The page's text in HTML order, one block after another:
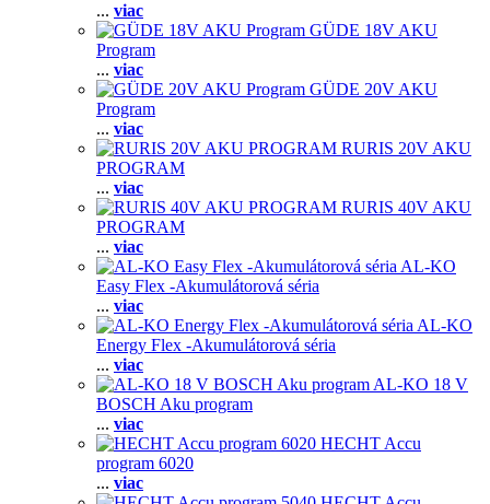
... viac
GÜDE 18V AKU
Program
... viac
GÜDE 20V AKU
Program
... viac
RURIS 20V AKU
PROGRAM
... viac
RURIS 40V AKU
PROGRAM
... viac
AL-KO
Easy Flex -Akumulátorová séria
... viac
AL-KO
Energy Flex -Akumulátorová séria
... viac
AL-KO 18 V
BOSCH Aku program
... viac
HECHT Accu
program 6020
... viac